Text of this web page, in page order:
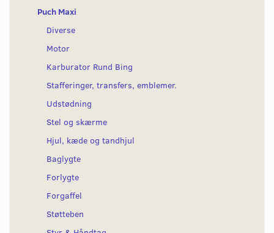
Puch Maxi
Diverse
Motor
Karburator Rund Bing
Stafferinger, transfers, emblemer.
Udstødning
Stel og skærme
Hjul, kæde og tandhjul
Baglygte
Forlygte
Forgaffel
Støtteben